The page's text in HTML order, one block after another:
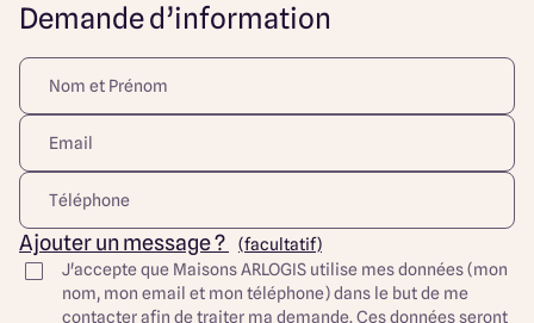
sera conçue dans un style traditionnel, offrant un cadre
Ce projet de construction représente un excellent rapport
qualité-prix, alliant fonctionnalité et optimisation de
l'espace pour un démarrage en toute sérénité dans la vie.
En choisissant ce terrain et cette maison, vous
bénéficierez d'un cadre de vie agréable et pratique,
propice à l'épanouissement de votre famille.
Découvrez toutes nos offres et réalisations ARLOGIS sur
notre site Internet. Visuel d'illustration. Le modèle est
totalement adaptable à vos envies et besoins et
Demande d’information
Ajouter un message ?
(facultatif)
J'accepte que Maisons ARLOGIS utilise mes données (mon
nom, mon email et mon téléphone) dans le but de me
contacter afin de traiter ma demande. Ces données seront